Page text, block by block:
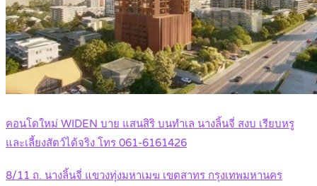
คอนโดใหม่ WIDEN บาย แสนสิริ บนทำเล นางลิ้นจี่ สงบ เรียบหรู
และเลี้ยงสัตว์ได้จริง โทร 061-6161426
8/11 ถ. นางลิ้นจี่ แขวงทุ่งมหาเมฆ เขตสาทร กรุงเทพมหานคร